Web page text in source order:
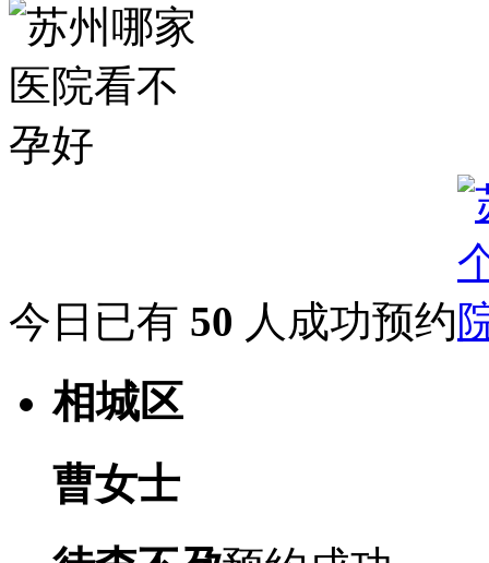
今日已有 50 人成功预约
相城区
曹女士